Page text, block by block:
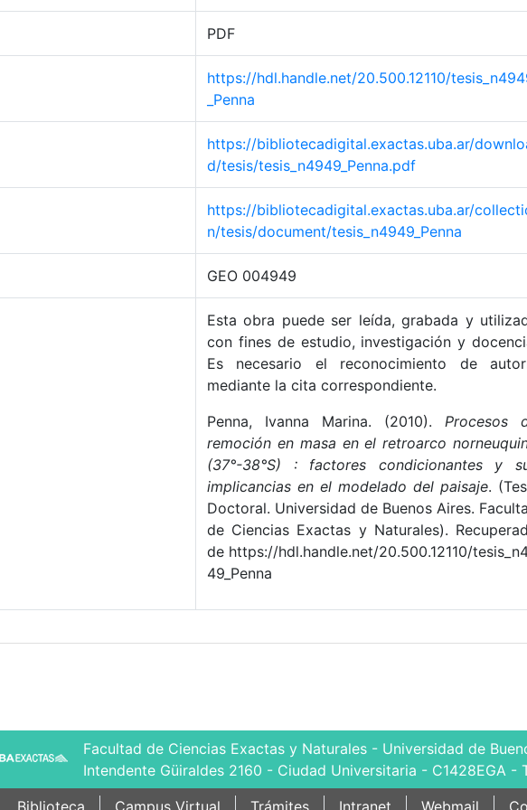
PDF
https://hdl.handle.net/20.500.12110/
_Penna
https://bibliotecadigital.exactas.uba.ar/
d/tesis/tesis_n4949_Penna.pdf
https://bibliotecadigital.exactas.uba.ar/
n/tesis/document/tesis_n4949_Penna
GEO 004949
Esta obra puede ser leída, grabada y
con fines de estudio, investigación y
Es necesario el reconocimiento de
mediante la cita correspondiente.
Penna, Ivanna Marina. (2010). Procesos
remoción en masa en el retroarco
(37°-38°S) : factores condicionantes y
implicancias en el modelado del paisaje.
Doctoral. Universidad de Buenos Aires.
de Ciencias Exactas y Naturales).
de https://hdl.handle.net/20.500.12110/
49_Penna
Facultad de Ciencias Exactas y Naturales - Universidad de
Intendente Güiraldes 2160 - Ciudad Universitaria - C1428EGA -
Biblioteca
Campus Virtual Trámites Intranet Webmail